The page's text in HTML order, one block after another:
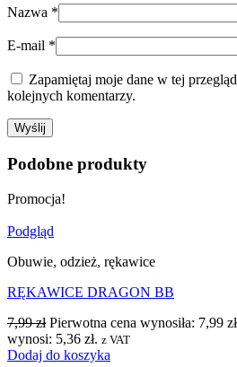
Nazwa *
E-mail *
Zapamiętaj moje dane w tej
kolejnych komentarzy.
Podobne produkty
Promocja!
Podgląd
Obuwie, odzież, rękawice
RĘKAWICE DRAGON BB
7,99zł Pierwotna cena wynosiła: 7,99
wynosi: 5,36 zł. z VAT
Dodaj do koszyka